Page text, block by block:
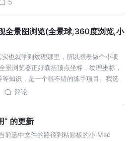
5
全景图浏览(全景球,360度浏览,小
也就学到纹理那里，所以想着做个小项
景浏览器正好囊括顶点坐标，纹理坐标，
知识，是一个很不错的练手项目。我选
会相对麻烦一点，特别是在处理指针方
评论
” 的更新
前选中文件的路径到粘贴板的小 Mac